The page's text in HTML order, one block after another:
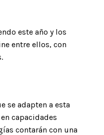
este año y los
entre ellos, con
se adapten a esta
capacidades
contarán con una